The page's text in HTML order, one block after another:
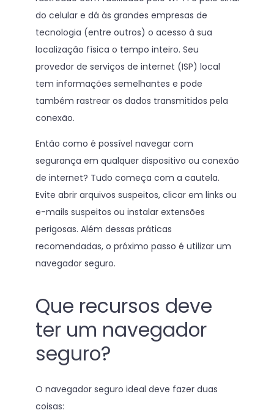
do celular e dá às grandes empresas de
tecnologia (entre outros) o acesso à sua
localização física o tempo inteiro. Seu
provedor de serviços de internet (ISP) local
tem informações semelhantes e pode
também rastrear os dados transmitidos pela
conexão.
Então como é possível navegar com
segurança em qualquer dispositivo ou conexão
de internet? Tudo começa com a cautela.
Evite abrir arquivos suspeitos, clicar em links ou
e-mails suspeitos ou instalar extensões
perigosas. Além dessas práticas
recomendadas, o próximo passo é utilizar um
navegador seguro.
Que recursos deve
ter um navegador
seguro?
O navegador seguro ideal deve fazer duas
coisas: